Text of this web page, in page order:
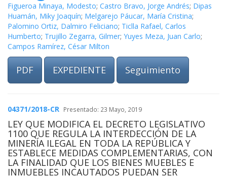
Figueroa Minaya, Modesto; Castro Bravo, Jorge Andrés; Dipas
Huamán, Miky Joaquín; Melgarejo Páucar, María Cristina;
Palomino Ortiz, Dalmiro Feliciano; Ticlla Rafael, Carlos
Humberto; Trujillo Zegarra, Gilmer; Yuyes Meza, Juan Carlo;
Campos Ramírez, César Milton
PDF EXPEDIENTE Seguimiento
04371/2018-CR Presentado: 23 Mayo, 2019
LEY QUE MODIFICA EL DECRETO LEGISLATIVO
1100 QUE REGULA LA INTERDECCIÓN DE LA
MINERÍA ILEGAL EN TODA LA REPÚBLICA Y
ESTABLECE MEDIDAS COMPLEMENTARIAS, CON
LA FINALIDAD QUE LOS BIENES MUEBLES E
INMUEBLES INCAUTADOS PUEDAN SER